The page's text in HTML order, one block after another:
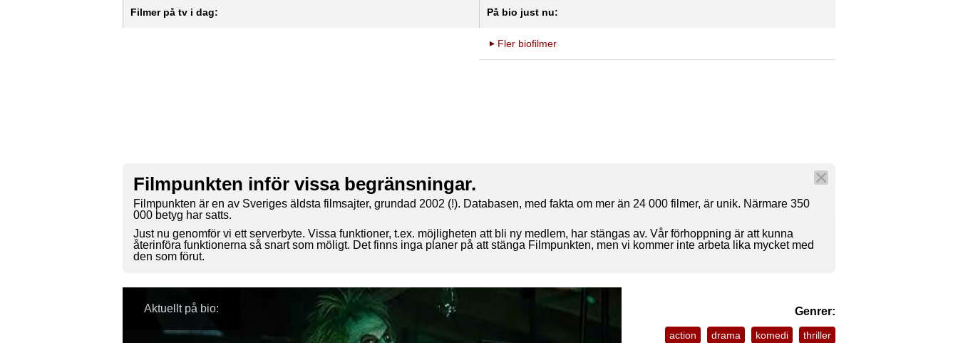
Filmer på tv i dag: På bio just nu:
Fler biofilmer
Filmpunkten inför vissa begränsningar.
Filmpunkten är en av Sveriges äldsta filmsajter, grundad 2002 (!). Databasen, med fakta om mer än 24 000 filmer, är unik. Närmare 350
000 betyg har satts.
Just nu genomför vi ett serverbyte. Vissa funktioner, t.ex. möjligheten att bli ny medlem, har stängas av. Vår förhoppning är att kunna
återinföra funktionerna så snart som möligt. Det finns inga planer på att stänga Filmpunkten, men vi kommer inte arbeta lika mycket med
den som förut.
Aktuellt på bio: Genrer:
action drama komedi thriller